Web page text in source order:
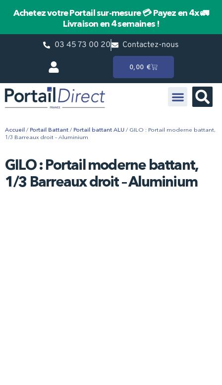
Achetez votre Portail sur-mesure💳 Payez en 4x🚛
Livraison en 4 semaines !
03 45 73 00 20 Contactez-nous
0,00 €
Accueil / Portail Battant / Portail battant ALU / GILO : Portail moderne battant,
1/3 Barreaux droit – Aluminium
GILO : Portail moderne battant,
1/3 Barreaux droit – Aluminium